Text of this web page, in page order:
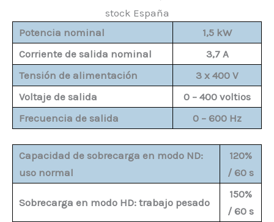
Potencia nominal
1,5 kW
Corriente de salida nominal
3,7 A
Tensión de alimentación
3 x 400 V
Voltaje de salida
0 – 400 voltios
Frecuencia de salida
0 – 600 Hz
Capacidad de sobrecarga en modo ND:
uso normal
120%
/ 60 s
Sobrecarga en modo HD: trabajo pesado
150%
/ 60 s